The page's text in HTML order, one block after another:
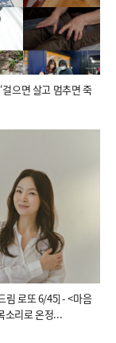
걸으면 살고 멈추면 죽
림 로또 6/45] - <마음
소리로 온정...